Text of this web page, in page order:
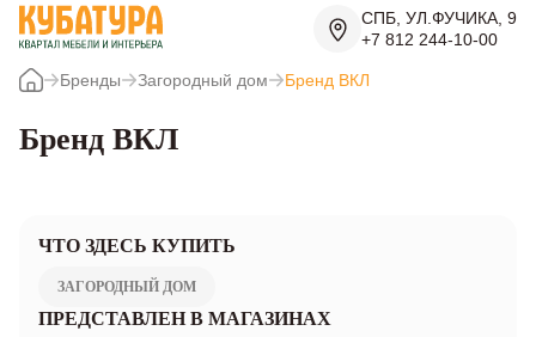
СПБ, УЛ.ФУЧИКА, 9
+7 812 244-10-00
Бренды Загородный дом Бренд ВКЛ
Бренд ВКЛ
ЧТО ЗДЕСЬ КУПИТЬ
ЗАГОРОДНЫЙ ДОМ
ПРЕДСТАВЛЕН В МАГАЗИНАХ